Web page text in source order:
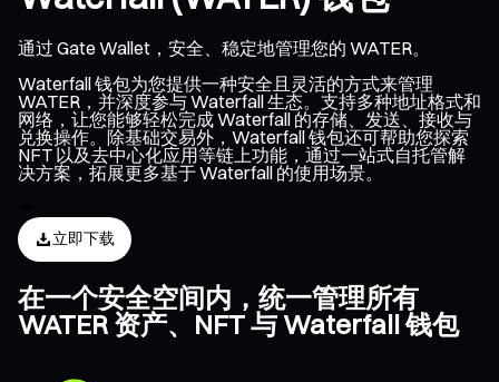
通过 Gate Wallet，安全、稳定地管理您的 WATER。
Waterfall 钱包为您提供一种安全且灵活的方式来管理
WATER，并深度参与 Waterfall 生态。支持多种地址格式和
网络，让您能够轻松完成 Waterfall 的存储、发送、接收与
兑换操作。除基础交易外，Waterfall 钱包还可帮助您探索
NFT 以及去中心化应用等链上功能，通过一站式自托管解
决方案，拓展更多基于 Waterfall 的使用场景。
立即下载
在一个安全空间内，统一管理所有
WATER 资产、NFT 与 Waterfall 钱包